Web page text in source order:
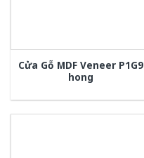
Cửa Gỗ MDF Veneer P1G9
hong